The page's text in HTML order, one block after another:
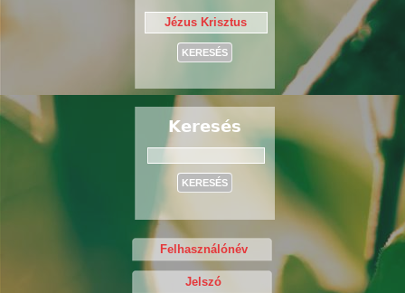
Keresés